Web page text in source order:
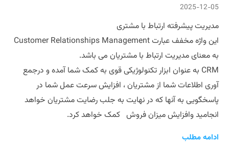
2025-12-05
مدیریت پیشرفته ارتباط با مشتری
این واژه مخفف عبارت Customer Relationships Management
به معنای مدیریت ارتباط با مشتریان می باشد.
CRM به عنوان ابزار تکنولوژیکی قوی به کمک شما آمده و درجمع
آوری اطلاعات شما از مشتریان ، افزایش سرعت عمل شما در
پاسخگویی به آنها که در نهایت به جلب رضایت مشتریان خواهد
انجامید وافزایش میزان فروش کمک خواهد کرد.
ادامه مطلب